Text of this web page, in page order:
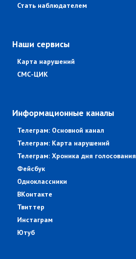
Стать наблюдателем
Наши сервисы
Карта нарушений
СМС-ЦИК
Информационные каналы
Телеграм: Основной канал
Телеграм: Карта нарушений
Телеграм: Хроника дня голосования
Фейсбук
Одноклассники
ВКонтакте
Твиттер
Инстаграм
Ютуб